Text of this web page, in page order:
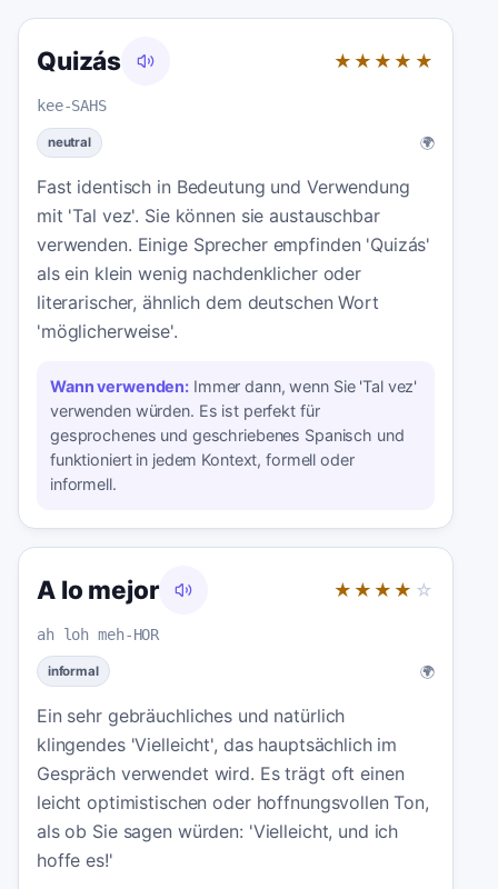
Quizás ★★★★★
kee-SAHS
neutral 🌍
Fast identisch in Bedeutung und Verwendung
mit 'Tal vez'. Sie können sie austauschbar
verwenden. Einige Sprecher empfinden 'Quizás'
als ein klein wenig nachdenklicher oder
literarischer, ähnlich dem deutschen Wort
'möglicherweise'.
Wann verwenden: Immer dann, wenn Sie 'Tal vez'
verwenden würden. Es ist perfekt für
gesprochenes und geschriebenes Spanisch und
funktioniert in jedem Kontext, formell oder
informell.
A lo mejor ★★★★ ☆
ah loh meh-HOR
informal 🌍
Ein sehr gebräuchliches und natürlich
klingendes 'Vielleicht', das hauptsächlich im
Gespräch verwendet wird. Es trägt oft einen
leicht optimistischen oder hoffnungsvollen Ton,
als ob Sie sagen würden: 'Vielleicht, und ich
hoffe es!'